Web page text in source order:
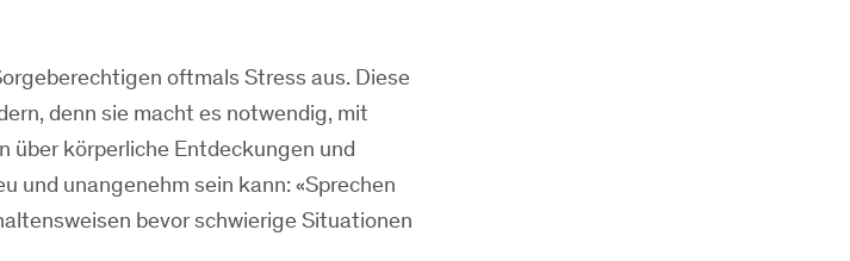
oftmals Stress aus. Diese
denn sie macht es notwendig, mit
über körperliche Entdeckungen und
und unangenehm sein kann: «Sprechen
bevor schwierige Situationen